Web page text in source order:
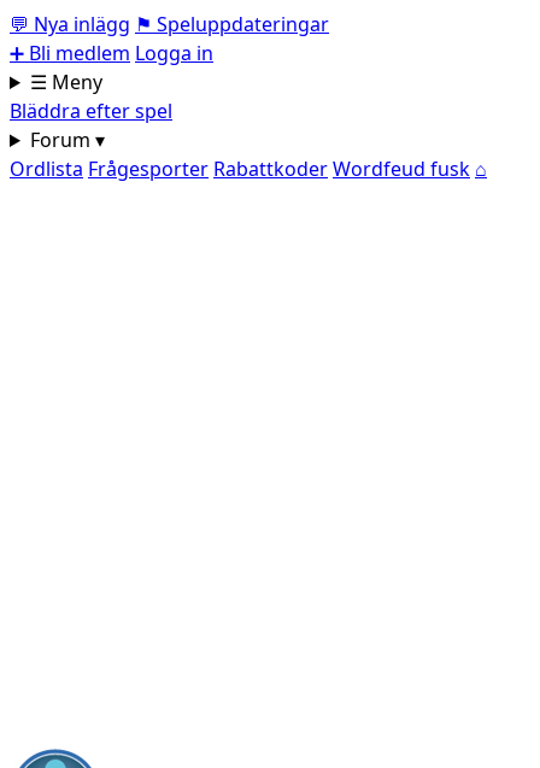
💬 Nya inlägg ⚑ Speluppdateringar
➕ Bli medlem Logga in
☰ Meny
Bläddra efter spel
Forum ▾
Ordlista Frågesporter RabattkoderWordfeud fusk ⌂